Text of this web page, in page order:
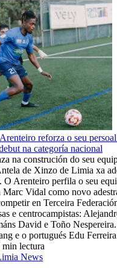
reforza o seu
na categoría nacional
na construción do seu
de Xinzo de Limia xa
O Arenteiro perfila o seu
Vidal como novo
en Terceira
e centrocampistas:
David e Toño
e o portugués Edu
min lectura
News